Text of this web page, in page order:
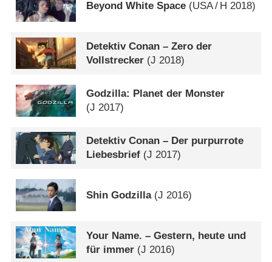
Beyond White Space (USA/ H 2018)
Detektiv Conan – Zero der
Vollstrecker (J 2018)
Godzilla: Planet der Monster
(J 2017)
Detektiv Conan – Der purpurrote
Liebesbrief (J 2017)
Shin Godzilla(J 2016)
Your Name. – Gestern, heute und
für immer (J 2016)